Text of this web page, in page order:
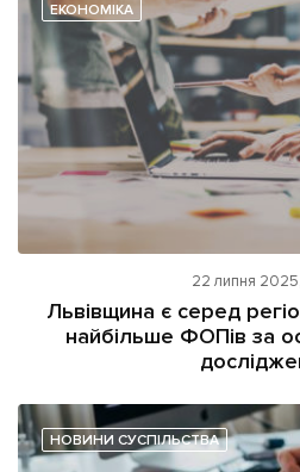
ЕКОНОМІКА
22 липня
Львівщина є серед
найбільше ФОПів за
НОВИНИ СУСПІЛЬСТВА